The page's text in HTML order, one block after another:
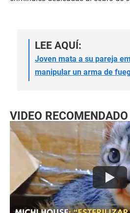
LEE AQUÍ:
Joven mata a su pareja
manipular un arma de
VIDEO RECOMENDADO